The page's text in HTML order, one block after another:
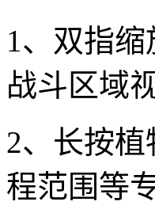
1、双指
战斗区域
2、长按
程范围等